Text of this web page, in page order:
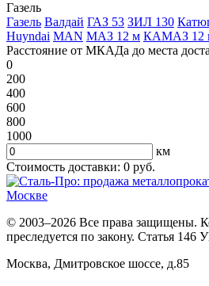
Газель
Газель Валдай ГАЗ 53 ЗИЛ 130
Huyndai MAN МАЗ 12 м КАМАЗ 12
Расстояние от МКАДа до места
0
200
400
600
800
1000
км
Стоимость доставки: 0 руб.
© 2003–2026 Все права защищены.
преследуется по закону. Статья 146
Москва, Дмитровское шоссе, д.85